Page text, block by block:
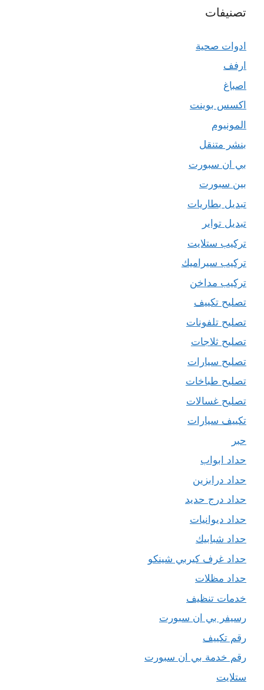
تصنيفات
ادوات صحية
ارفف
اصباغ
اكسس بوينت
المونيوم
بنشر متنقل
بي ان سبورت
بين سبورت
تبديل بطاريات
تبديل تواير
تركيب ستلايت
تركيب سيراميك
تركيب مداخن
تصليح تكييف
تصليح تلفونات
تصليح ثلاجات
تصليح سيارات
تصليح طباخات
تصليح غسالات
تكييف سيارات
حبر
حداد ابواب
حداد درابزين
حداد درج حديد
حداد ديوانيات
حداد شبابيك
حداد غرف كيربي شينكو
حداد مظلات
خدمات تنظيف
رسيفر بي ان سبورت
رقم تكييف
رقم خدمة بي ان سبورت
ستلايت